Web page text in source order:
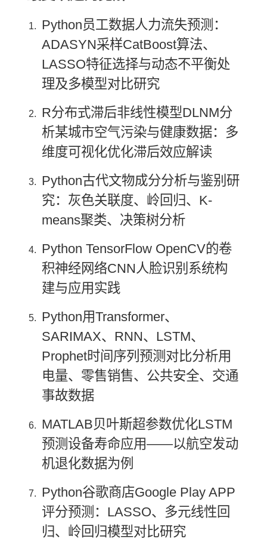
Python员工数据人力流失预测：
ADASYN采样CatBoost算法、
LASSO特征选择与动态不平衡处
理及多模型对比研究
R分布式滞后非线性模型DLNM分
析某城市空气污染与健康数据：多
维度可视化优化滞后效应解读
Python古代文物成分分析与鉴别研
究：灰色关联度、岭回归、K-
means聚类、决策树分析
Python TensorFlow OpenCV的卷
积神经网络CNN人脸识别系统构
建与应用实践
Python用Transformer、
SARIMAX、RNN、LSTM、
Prophet时间序列预测对比分析用
电量、零售销售、公共安全、交通
事故数据
MATLAB贝叶斯超参数优化LSTM
预测设备寿命应用——以航空发动
机退化数据为例
Python谷歌商店Google Play APP
评分预测：LASSO、多元线性回
归、岭回归模型对比研究